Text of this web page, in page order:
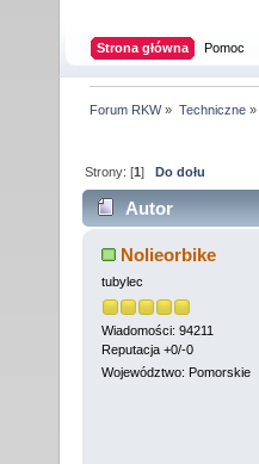
Strona główna Pomoc
Forum RKW» Techniczne»
Strony: [1]Do dołu
Autor
Nolieorbike
tubylec
Wiadomości: 94211
Reputacja +0/-0
Województwo: Pomorskie